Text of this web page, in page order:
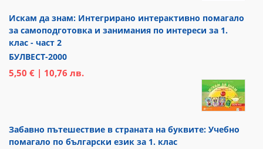
Искам да знам: Интегрирано интерактивно помагало
за самоподготовка и занимания по интереси за 1.
клас - част 2
БУЛВЕСТ-2000
5,50 € | 10,76 лв.
Забавно пътешествие в страната на буквите: Учебно
помагало по български език за 1. клас